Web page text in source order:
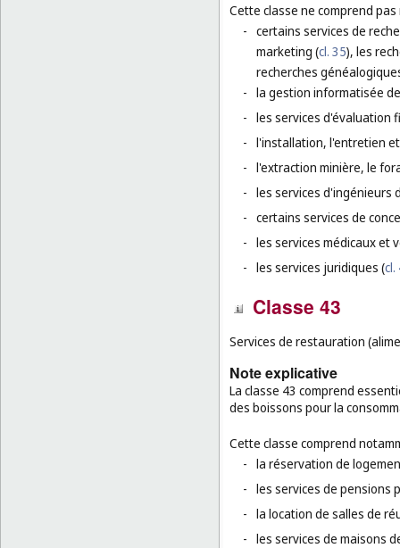
Cette classe ne comprend
- certains services de
marketing (cl. 35), les
recherches
- la gestion informatisée
- les services d'évaluation
- l'installation, l'entretien
- l'extraction minière, le
- les services d'ingénieurs
- certains services de
- les services médicaux et
- les services juridiques (cl.
Classe 43
Services de restauration
Note explicative
La classe 43 comprend
des boissons pour la
Cette classe comprend
- la réservation de
- les services de pensions
- la location de salles de
- les services de maisons